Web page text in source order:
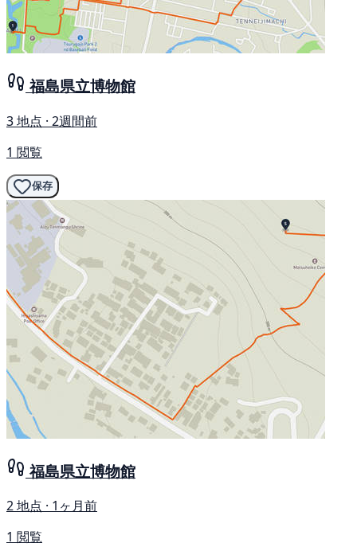
福島県立博物館
3 地点 · 2週間前
1 閲覧
保存
福島県立博物館
2 地点 · 1ヶ月前
1 閲覧